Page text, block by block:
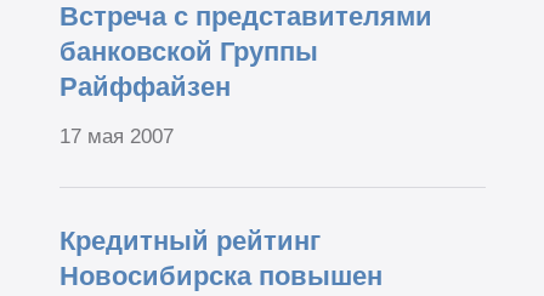
Встреча с представителями
банковской Группы
Райффайзен
17 мая 2007
Кредитный рейтинг
Новосибирска повышен